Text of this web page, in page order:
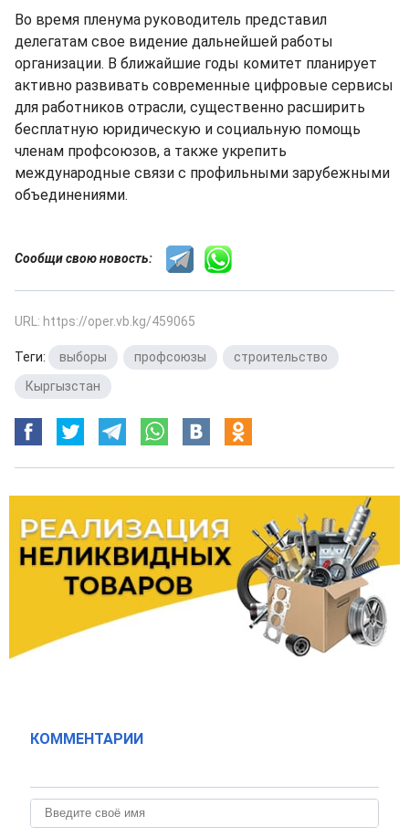
Во время пленума руководитель представил
делегатам свое видение дальнейшей работы
организации. В ближайшие годы комитет планирует
активно развивать современные цифровые сервисы
для работников отрасли, существенно расширить
бесплатную юридическую и социальную помощь
членам профсоюзов, а также укрепить
международные связи с профильными зарубежными
объединениями.
Сообщи свою новость:
URL: https://oper.vb.kg/459065
Теги: выборы профсоюзы строительство
Кыргызстан
КОММЕНТАРИИ